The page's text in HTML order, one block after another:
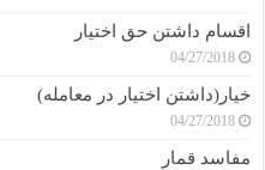
اقسام داشتن حق اختیار
04/27/2018
خیار(داشتن اختیار در معامله)
04/27/2018
مفاسد قمار